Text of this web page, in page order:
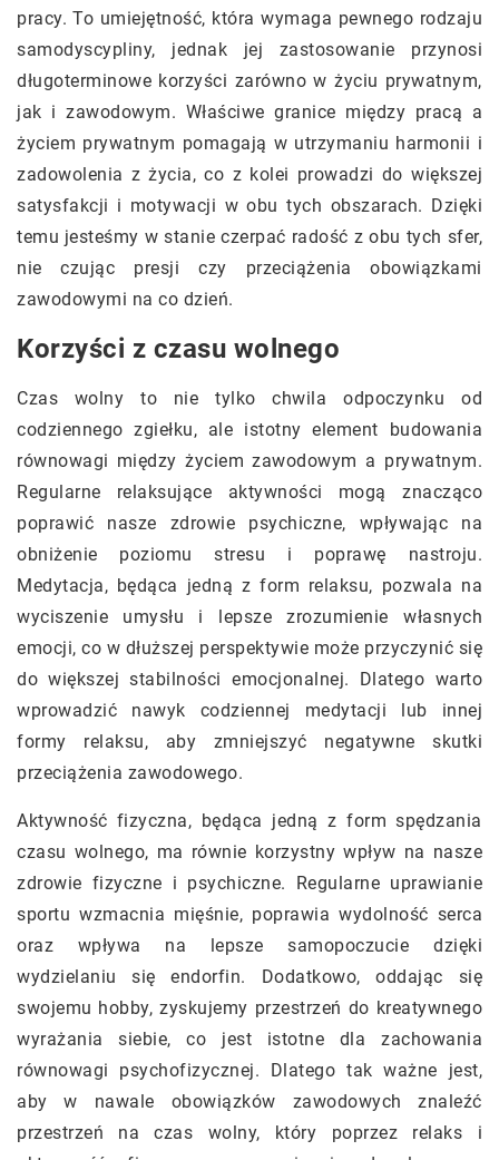
pracy. To umiejętność, która wymaga pewnego rodzaju
samodyscypliny, jednak jej zastosowanie przynosi
długoterminowe korzyści zarówno w życiu prywatnym,
jak i zawodowym. Właściwe granice między pracą a
życiem prywatnym pomagają w utrzymaniu harmonii i
zadowolenia z życia, co z kolei prowadzi do większej
satysfakcji i motywacji w obu tych obszarach. Dzięki
temu jesteśmy w stanie czerpać radość z obu tych sfer,
nie czując presji czy przeciążenia obowiązkami
zawodowymi na co dzień.
Korzyści z czasu wolnego
Czas wolny to nie tylko chwila odpoczynku od
codziennego zgiełku, ale istotny element budowania
równowagi między życiem zawodowym a prywatnym.
Regularne relaksujące aktywności mogą znacząco
poprawić nasze zdrowie psychiczne, wpływając na
obniżenie poziomu stresu i poprawę nastroju.
Medytacja, będąca jedną z form relaksu, pozwala na
wyciszenie umysłu i lepsze zrozumienie własnych
emocji, co w dłuższej perspektywie może przyczynić się
do większej stabilności emocjonalnej. Dlatego warto
wprowadzić nawyk codziennej medytacji lub innej
formy relaksu, aby zmniejszyć negatywne skutki
przeciążenia zawodowego.
Aktywność fizyczna, będąca jedną z form spędzania
czasu wolnego, ma równie korzystny wpływ na nasze
zdrowie fizyczne i psychiczne. Regularne uprawianie
sportu wzmacnia mięśnie, poprawia wydolność serca
oraz wpływa na lepsze samopoczucie dzięki
wydzielaniu się endorfin. Dodatkowo, oddając się
swojemu hobby, zyskujemy przestrzeń do kreatywnego
wyrażania siebie, co jest istotne dla zachowania
równowagi psychofizycznej. Dlatego tak ważne jest,
aby w nawale obowiązków zawodowych znaleźć
przestrzeń na czas wolny, który poprzez relaks i